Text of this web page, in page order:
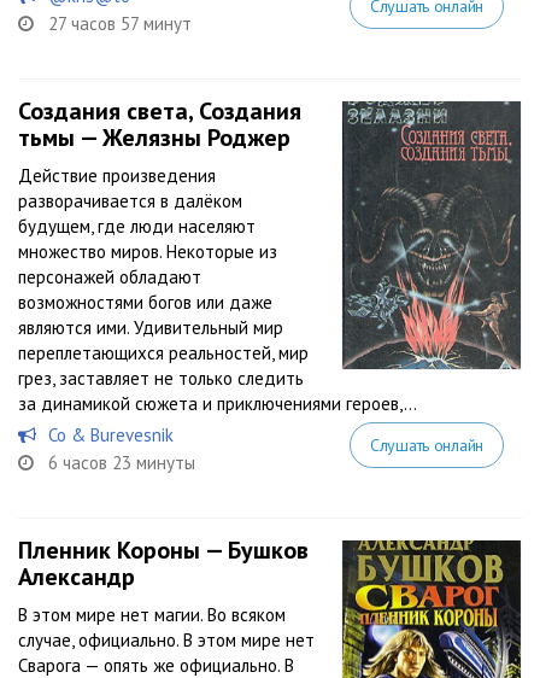
27 часов 57 минут
Слушать онлайн
Создания света, Создания
тьмы — Желязны Роджер
Действие произведения
разворачивается в далёком
будущем, где люди населяют
множество миров. Некоторые из
персонажей обладают
возможностями богов или даже
являются ими. Удивительный мир
переплетающихся реальностей, мир
грез, заставляет не только следить
за динамикой сюжета и приключениями героев,...
Co & Burevesnik
6 часов 23 минуты
Слушать онлайн
Пленник Короны — Бушков
Александр
В этом мире нет магии. Во всяком
случае, официально. В этом мире нет
Сварога — опять же официально. В